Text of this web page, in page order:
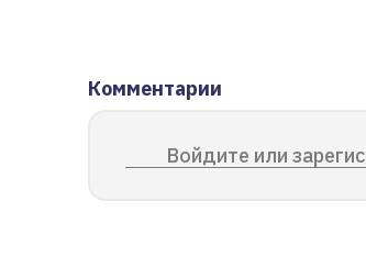
Комментарии
Войдите или